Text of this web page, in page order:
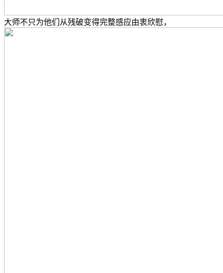
大师不只为他们从残破变得完整感应由衷欣慰，